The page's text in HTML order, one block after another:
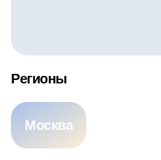
досуга. Близость к столице
особенно удобными — не
реки или на берегу озера.
широкий выбор — от
бассейнами и ресторанами
Регионы
Москва